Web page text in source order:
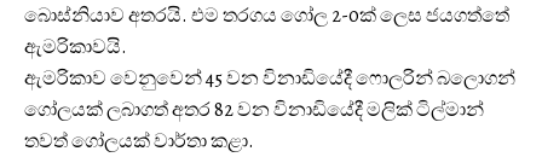
බොස්නියාව අතරයි. එම තරගය ගෝල 2-0ක් ලෙස ජයගත්තේ
ඇමරිකාවයි.
ඇමරිකාව වෙනුවෙන් 45 වන විනාඩියේදී ෆොලරින් බලොගන්
ගෝලයක් ලබාගත් අතර 82 වන විනාඩියේදී මලික් ටිල්මාන්
තවත් ගෝලයක් වාර්තා කළා.